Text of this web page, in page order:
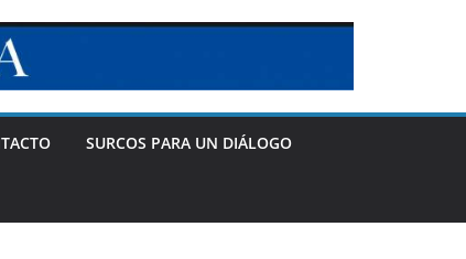
SURCOS PARA UN DIÁLOGO